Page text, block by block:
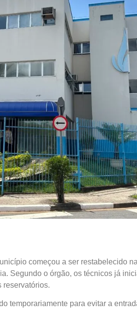
começou a ser restabelecido
Segundo o órgão, os técnicos já
reservatórios.
temporariamente para evitar a